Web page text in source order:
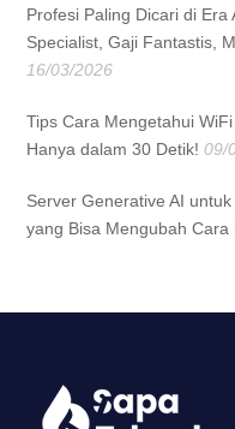
Profesi Paling Dicari di
Specialist, Gaji Fantastis,
16/03/2026
Tips Cara Mengetahui
Hanya dalam 30 Detik! 09/
Server Generative AI
yang Bisa Mengubah Cara